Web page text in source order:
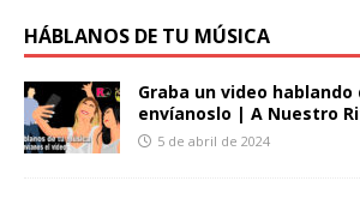
HÁBLANOS DE TU MÚSICA
Graba un video
envíanoslo | A Nuestro
5 de abril de 2024